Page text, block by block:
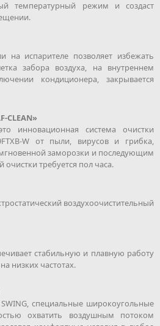
температурный режим и создаст
на испарителе позволяет избежать
забора воздуха, на внутреннем
кондиционера, закрывается
CLEAN»
инновационная система очистки
W от пыли, вирусов и грибка,
заморозки и последующим
требуется пол часа.
воздухоочистительный
стабильную и плавную работу
низких частотах.
специальные широкоугольные
охватить воздушным потоком